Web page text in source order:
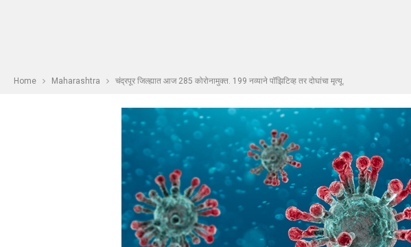
Home Maharashtra चंद्रपूर जिल्ह्यात आज 285 कोरोनामुक्त. 199 नव्याने पॉझिटिव्ह तर दोघांचा मृत्यू.